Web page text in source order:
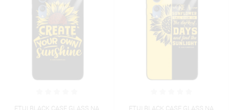
ETUI BLACK CASE GLASS NA
ETUI BLACK CASE GLASS NA